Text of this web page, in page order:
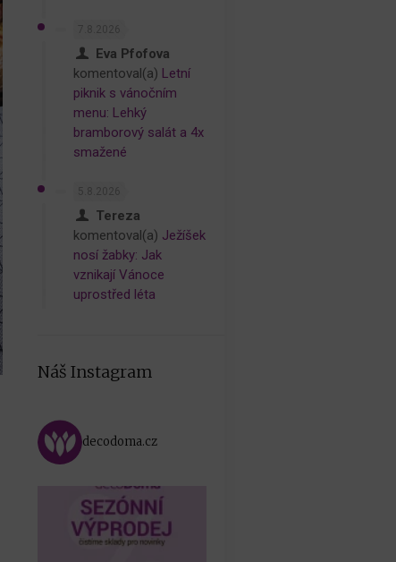
Eva Pfofova
komentoval(a) Letní
piknik s vánočním
menu: Lehký
bramborový salát a 4x
smažené
Tereza
komentoval(a) Ježíšek
nosí žabky: Jak
vznikají Vánoce
uprostřed léta
Náš Instagram
decodoma.cz